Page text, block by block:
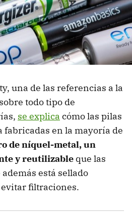
una de las referencias a la
todo tipo de
se explica cómo las pilas
fabricadas en la mayoría de
de níquel-metal, un
y reutilizable que las
está sellado
filtraciones.